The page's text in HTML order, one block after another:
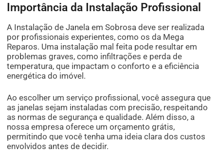
Importância da Instalação Profissional
A Instalação de Janela em Sobrosa deve ser realizada
por profissionais experientes, como os da Mega
Reparos. Uma instalação mal feita pode resultar em
problemas graves, como infiltrações e perda de
temperatura, que impactam o conforto e a eficiência
energética do imóvel.
Ao escolher um serviço profissional, você assegura que
as janelas sejam instaladas com precisão, respeitando
as normas de segurança e qualidade. Além disso, a
nossa empresa oferece um orçamento grátis,
permitindo que você tenha uma ideia clara dos custos
envolvidos antes de decidir.